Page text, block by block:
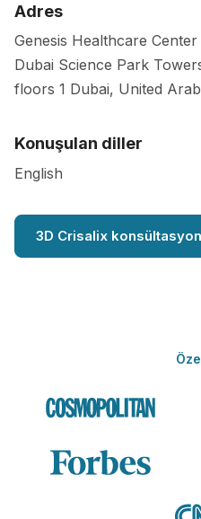
Adres
Genesis Healthcare Center
Dubai Science Park
floors 1 Dubai, United
Konuşulan diller
English
3D Crisalix